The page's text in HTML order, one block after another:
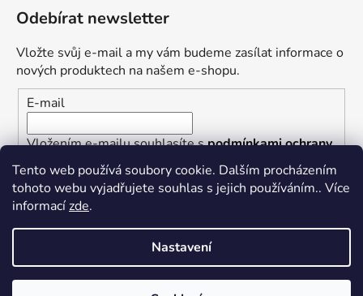
Tento web používá soubory cookie. Dalším procházením
tohoto webu vyjadřujete souhlas s jejich používáním.. Více
informacízde.
Nastavení
Odebírat newsletter
Vložte svůj e-mail a my vám budeme zasílat informace o
nových produktech na našem e-shopu.
E-mail
Vložením e-mailu souhlasíte spodmínkami ochrany
osobních údajů
PŘIHLÁSIT SE
Vytvořil Shoptet